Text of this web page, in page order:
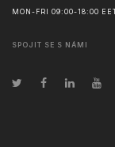
MON-FRI 09:00-18:00
SPOJIT SE S NÁMI